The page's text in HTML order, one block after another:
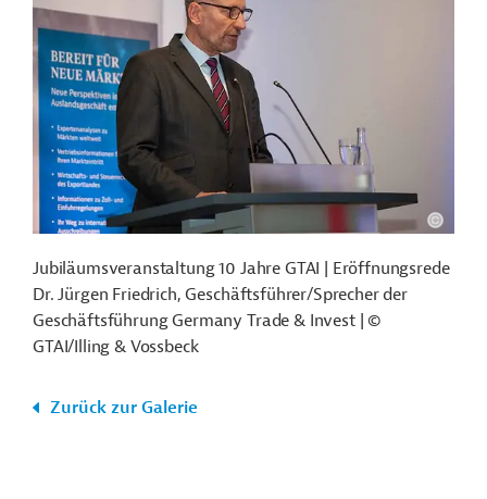
Jubiläumsveranstaltung 10 Jahre GTAI | Eröffnungsrede
Dr. Jürgen Friedrich, Geschäftsführer/Sprecher der
Geschäftsführung Germany Trade & Invest | ©
GTAI/Illing & Vossbeck
Zurück zur Galerie